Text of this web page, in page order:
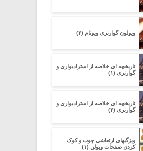
ویولون گوارنری ویوتام (۲)
تاریخچه ای خلاصه از استرادیواری و
گوارنری (۱)
تاریخچه ای خلاصه از استرادیواری و
گوارنری (۲)
ویژگیهای ارتعاشی چوب و کوک
کردن صفحات ویولن (۱)